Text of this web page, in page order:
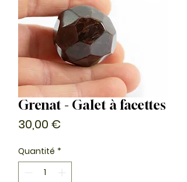
Grenat - Galet à facettes
30,00 €
Quantité *